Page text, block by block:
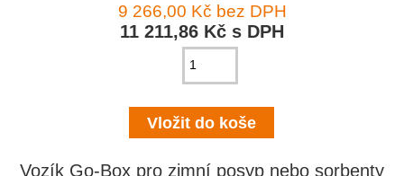
9 266,00 Kč bez DPH
11 211,86 Kč s DPH
Vozík Go-Box pro zimní posyp nebo sorbenty